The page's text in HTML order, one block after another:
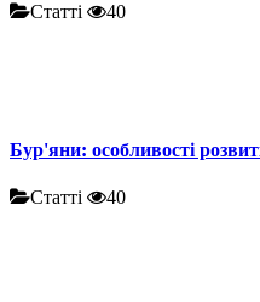
Статті 40
Бур'яни: особливості
Статті 40